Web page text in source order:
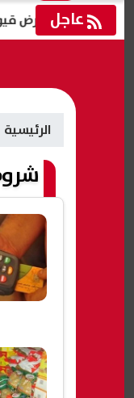
عاجل
وتبحث فرض قيود
الرئيسية